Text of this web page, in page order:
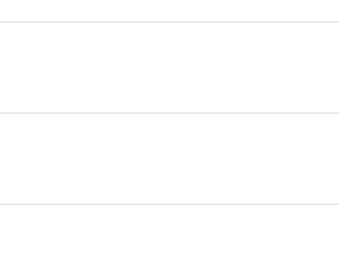
in ca. 45 Minuten.
zum Naherholungsraum Wien sowie
St. Pölten. Viele Bauernhöfe hatten
1960 bauten viele Wiener
im Gemeindegebiet. Wegen des
haben viele Jagdpächter ihre
touristischer Sicht die bedeutendste
Gebiet mit Wanderwegen durch